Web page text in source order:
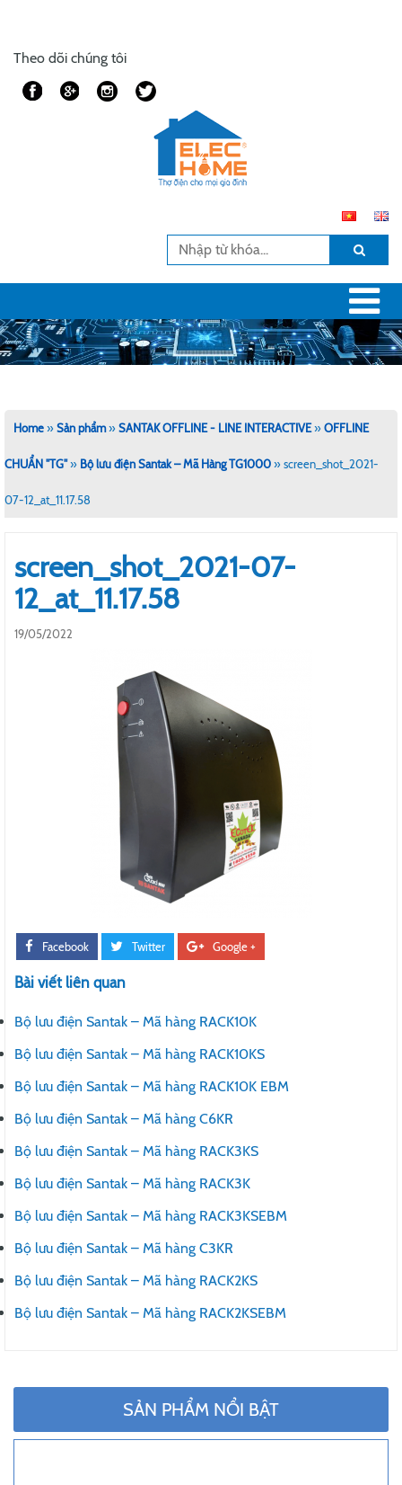
Theo dõi chúng tôi
Home»Sản phẩm»SANTAK OFFLINE - LINE INTERACTIVE»OFFLINE
CHUẨN "TG"» Bộ lưu điện Santak – Mã Hàng TG1000»screen_shot_2021-
07-12_at_11.17.58
screen_shot_2021-07-
12_at_11.17.58
19/05/2022
Facebook Twitter Google +
Bài viết liên quan
Bộ lưu điện Santak – Mã hàng RACK10K
Bộ lưu điện Santak – Mã hàng RACK10KS
Bộ lưu điện Santak – Mã hàng RACK10K EBM
Bộ lưu điện Santak – Mã hàng C6KR
Bộ lưu điện Santak – Mã hàng RACK3KS
Bộ lưu điện Santak – Mã hàng RACK3K
Bộ lưu điện Santak – Mã hàng RACK3KSEBM
Bộ lưu điện Santak – Mã hàng C3KR
Bộ lưu điện Santak – Mã hàng RACK2KS
Bộ lưu điện Santak – Mã hàng RACK2KSEBM
SẢN PHẨM NỔI BẬT